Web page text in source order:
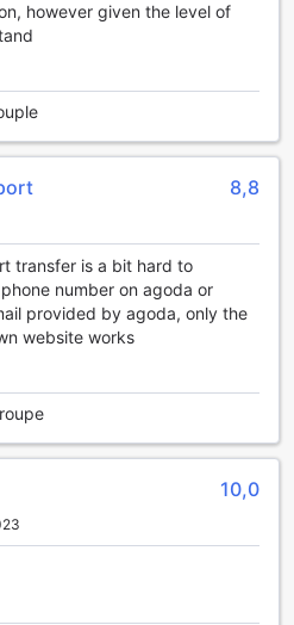
however given the level of
8,8
transfer is a bit hard to
number on agoda or
provided by agoda, only the
website works
10,0